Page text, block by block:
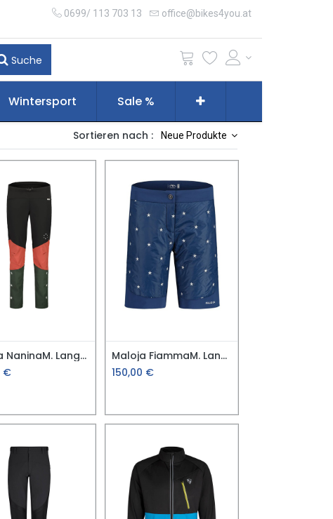
0699/ 113 703 13 office@bikes4you.at
Suche
Wintersport Sale %
Sortieren nach : Neue Produkte
Maloja NaninaM. Langlauf Softshell Hose
€
Maloja FiammaM. Langlauf Short
150,00 €